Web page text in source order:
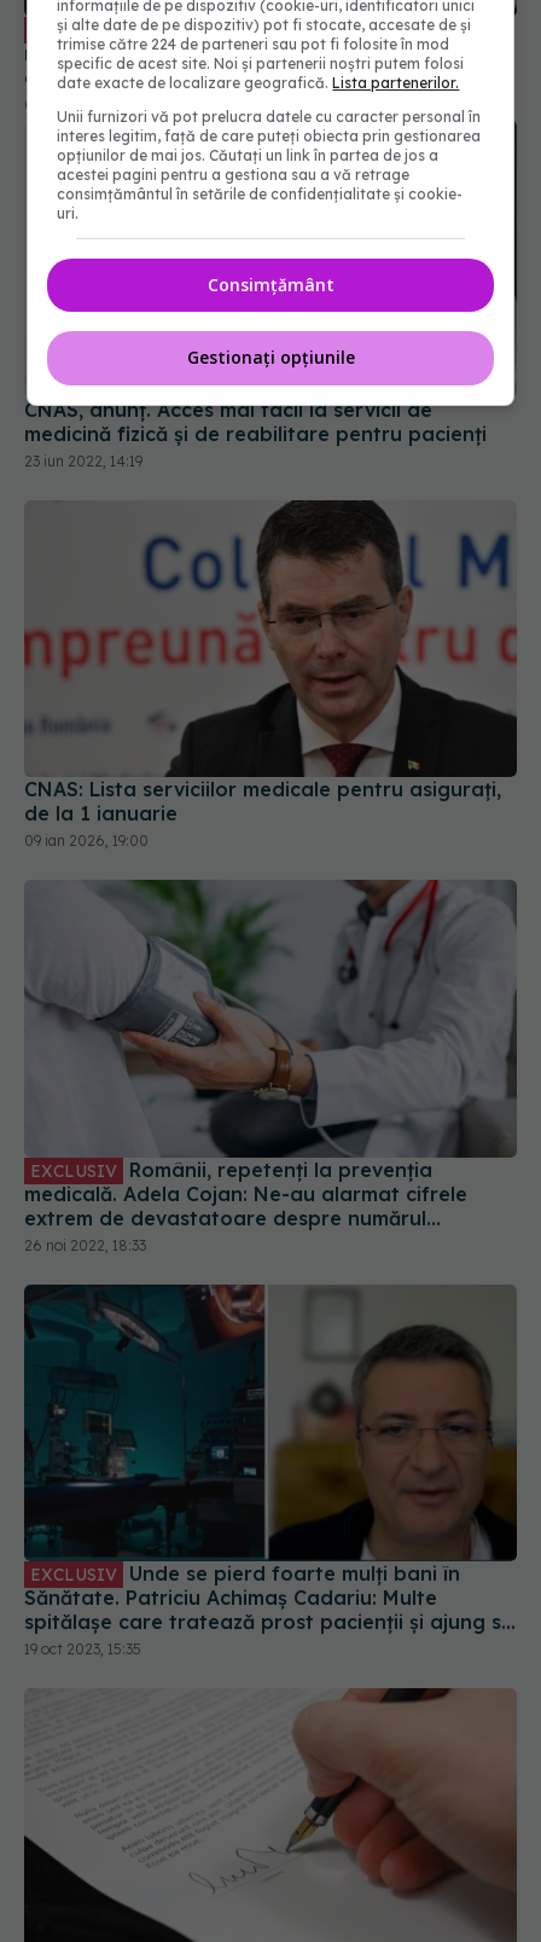
EXCLUSIV Asigurările private, salvarea sistemului
medical? Theodor Alexandrescu spune unde
greșește România: Risipă, abuz sau fraudă între
8% - 40%. Noi suntem la partea superioară
01 mar 2025, 13:00
CNAS, anunț. Acces mai facil la servicii de
medicină fizică și de reabilitare pentru pacienți
23 iun 2022, 14:19
CNAS: Lista serviciilor medicale pentru asigurați,
de la 1 ianuarie
09 ian 2026, 19:00
medicală. Adela Cojan: Ne-au alarmat cifrele
extrem de devastatoare despre numărul
deceselor evitabile
26 noi 2022, 18:33
EXCLUSIV Unde se pierd foarte mulți bani în
Sănătate. Patriciu Achimaș Cadariu: Multe
spitălașe care tratează prost pacienții și ajung să
fie tratați a doua oară în centrele mari
19 oct 2023, 15:35
informațiile de pe dispozitiv (cookie-uri, identificatori unici
și alte date de pe dispozitiv) pot fi stocate, accesate de și
trimise către 224 de parteneri sau pot fi folosite în mod
specific de acest site. Noi și partenerii noștri putem folosi
date exacte de localizare geografică.Lista partenerilor.
Unii furnizori vă pot prelucra datele cu caracter personal în
interes legitim, față de care puteți obiecta prin gestionarea
opțiunilor de mai jos. Căutați un link în partea de jos a
acestei pagini pentru a gestiona sau a vă retrage
consimțământul în setările de confidențialitate și cookie-
uri.
Consimțământ
Gestionați opțiunile